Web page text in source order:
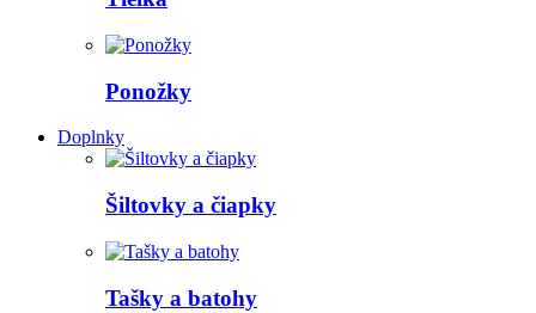
Ponožky
Doplnky
Šiltovky a čiapky
Tašky a batohy